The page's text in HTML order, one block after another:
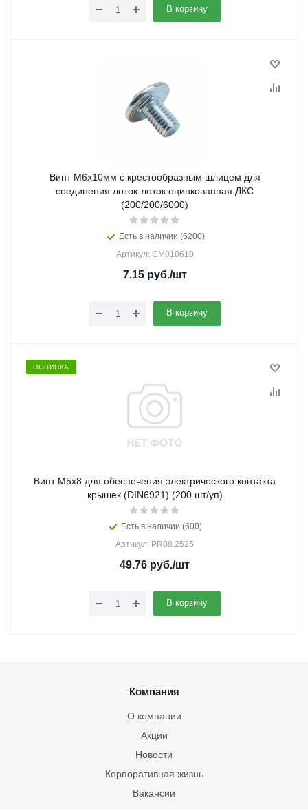
В корзину
Винт M6х10мм с крестообразным шлицем для
соединения лоток-лоток оцинкованная ДКС
(200/200/6000)
Есть в наличии (6200)
Артикул: CM010610
7.15руб./шт
В корзину
НОВИНКА
Винт М5х8 для обеспечения электрического контакта
крышек (DIN6921) (200 шт/уп)
Есть в наличии (600)
Артикул: PR08.2525
49.76 руб./шт
В корзину
Компания
О компании
Акции
Новости
Корпоративная жизнь
Вакансии